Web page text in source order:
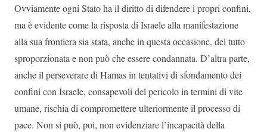
Ovviamente ogni Stato ha il diritto di difendere i propri confini,
ma è evidente come la risposta di Israele alla manifestazione
alla sua frontiera sia stata, anche in questa occasione, del tutto
sproporzionata e non può che essere condannata. D’altra parte,
anche il perseverare di Hamas in tentativi di sfondamento dei
confini con Israele, consapevoli del pericolo in termini di vite
umane, rischia di compromettere ulteriormente il processo di
pace. Non si può, poi, non evidenziare l’incapacità della